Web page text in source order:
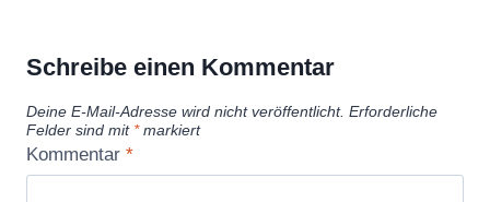
Schreibe einen Kommentar
Deine E-Mail-Adresse wird nicht veröffentlicht. Erforderliche
Felder sind mit *markiert
Kommentar *